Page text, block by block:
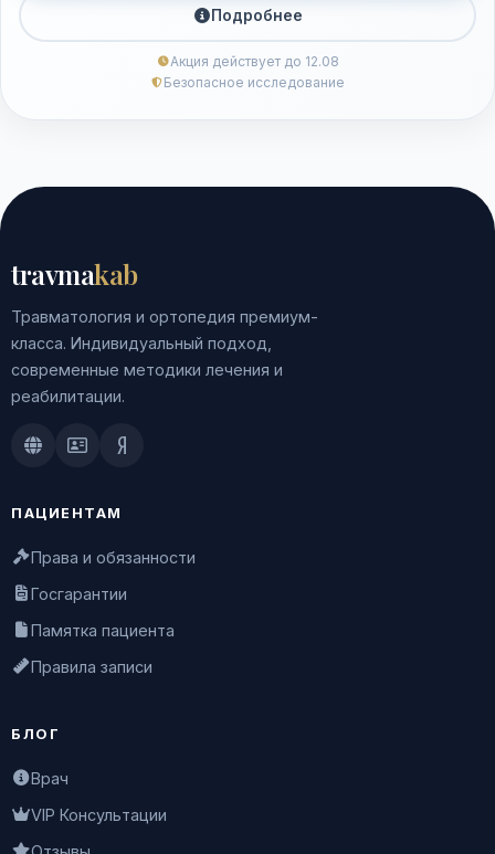
Подробнее
Акция действует до 12.08
Безопасное исследование
travmakab
Травматология и ортопедия премиум-
класса. Индивидуальный подход,
современные методики лечения и
реабилитации.
Doctu.ruПроДокторов
Яндекс.Здоровье
ПАЦИЕНТАМ
Права и обязанности
Госгарантии
Памятка пациента
Правила записи
БЛОГ
Врач
VIP Консультации